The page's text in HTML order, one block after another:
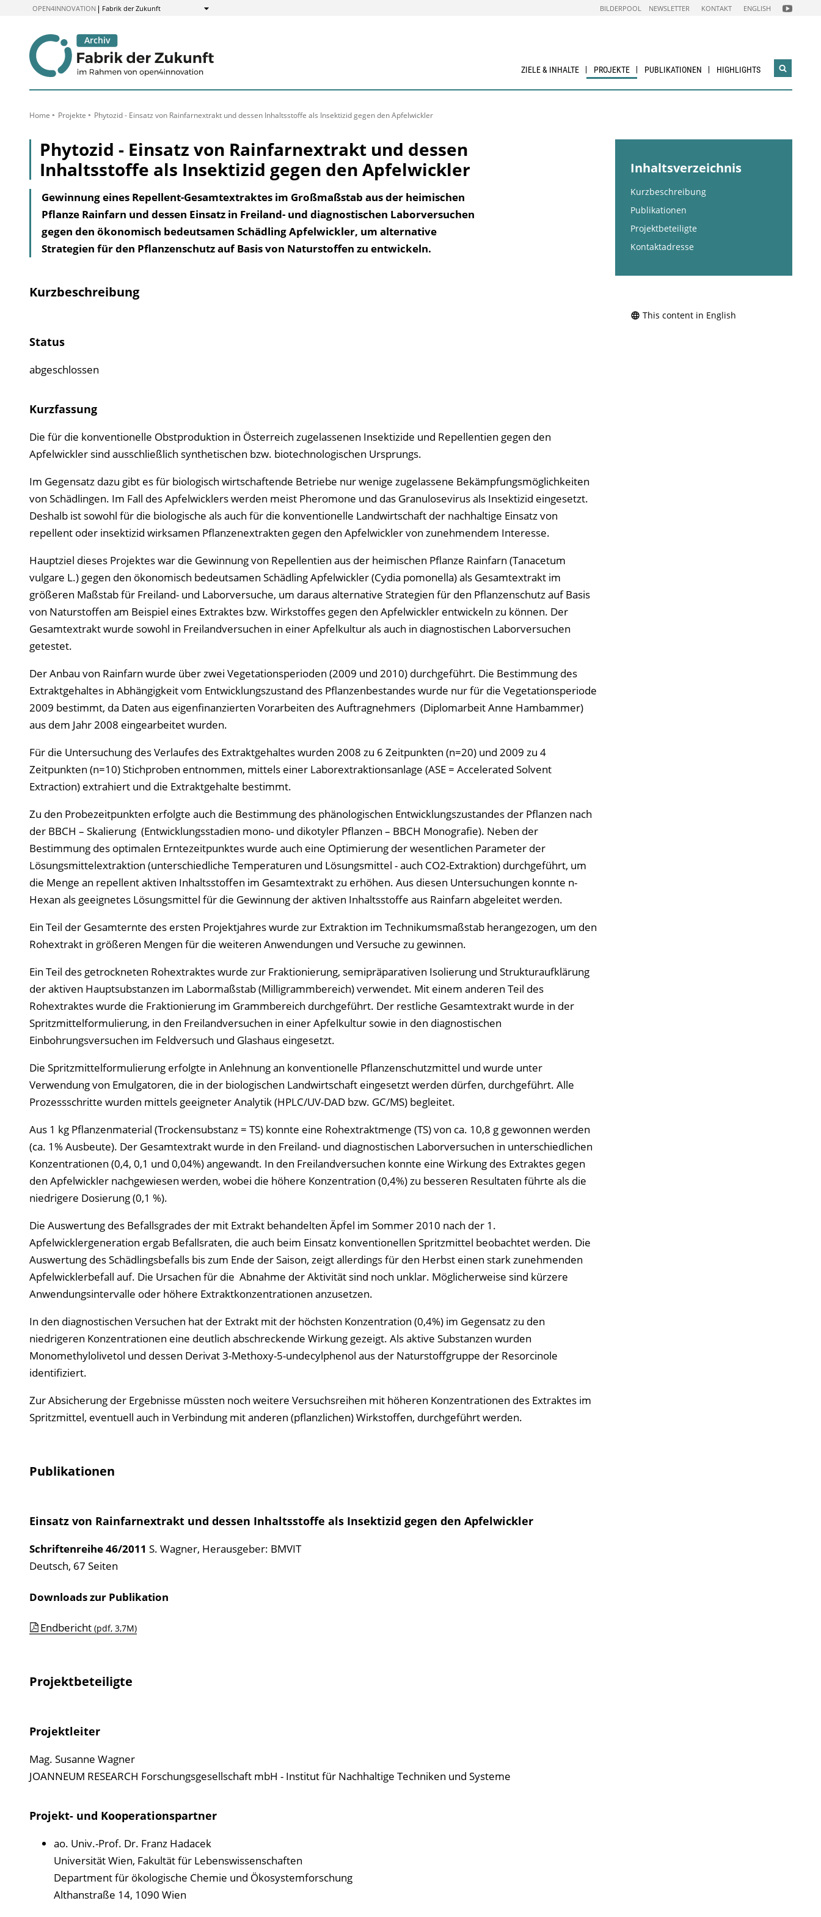
OPEN4INNOVATION Fabrik der Zukunft
Anzeigen
BILDERPOOL NEWSLETTER KONTAKT ENGLISH FOLGEN
SIE
ZIELE & INHALTE PROJEKTE PUBLIKATIONEN HIGHLIGHTS
Home Projekte Phytozid - Einsatz von Rainfarnextrakt und dessen Inhaltsstoffe als Insektizid gegen den Apfelwickler
Phytozid - Einsatz von Rainfarnextrakt und dessen
Inhaltsstoffe als Insektizid gegen den Apfelwickler
Gewinnung eines Repellent-Gesamtextraktes im Großmaßstab aus der heimischen
Pflanze Rainfarn und dessen Einsatz in Freiland- und diagnostischen Laborversuchen
gegen den ökonomisch bedeutsamen Schädling Apfelwickler, um alternative
Strategien für den Pflanzenschutz auf Basis von Naturstoffen zu entwickeln.
Kurzbeschreibung
Status
abgeschlossen
Kurzfassung
Die für die konventionelle Obstproduktion in Österreich zugelassenen Insektizide und Repellentien gegen den
Apfelwickler sind ausschließlich synthetischen bzw. biotechnologischen Ursprungs.
Im Gegensatz dazu gibt es für biologisch wirtschaftende Betriebe nur wenige zugelassene Bekämpfungsmöglichkeiten
von Schädlingen. Im Fall des Apfelwicklers werden meist Pheromone und das Granulosevirus als Insektizid eingesetzt.
Deshalb ist sowohl für die biologische als auch für die konventionelle Landwirtschaft der nachhaltige Einsatz von
repellent oder insektizid wirksamen Pflanzenextrakten gegen den Apfelwickler von zunehmendem Interesse.
Hauptziel dieses Projektes war die Gewinnung von Repellentien aus der heimischen Pflanze Rainfarn (Tanacetum
vulgare L.) gegen den ökonomisch bedeutsamen Schädling Apfelwickler (Cydia pomonella) als Gesamtextrakt im
größeren Maßstab für Freiland- und Laborversuche, um daraus alternative Strategien für den Pflanzenschutz auf Basis
von Naturstoffen am Beispiel eines Extraktes bzw. Wirkstoffes gegen den Apfelwickler entwickeln zu können. Der
Gesamtextrakt wurde sowohl in Freilandversuchen in einer Apfelkultur als auch in diagnostischen Laborversuchen
getestet.
Der Anbau von Rainfarn wurde über zwei Vegetationsperioden (2009 und 2010) durchgeführt. Die Bestimmung des
Extraktgehaltes in Abhängigkeit vom Entwicklungszustand des Pflanzenbestandes wurde nur für die Vegetationsperiode
2009 bestimmt, da Daten aus eigenfinanzierten Vorarbeiten des Auftragnehmers (Diplomarbeit Anne Hambammer)
aus dem Jahr 2008 eingearbeitet wurden.
Für die Untersuchung des Verlaufes des Extraktgehaltes wurden 2008 zu 6 Zeitpunkten (n=20) und 2009 zu 4
Zeitpunkten (n=10) Stichproben entnommen, mittels einer Laborextraktionsanlage (ASE = Accelerated Solvent
Extraction) extrahiert und die Extraktgehalte bestimmt.
Zu den Probezeitpunkten erfolgte auch die Bestimmung des phänologischen Entwicklungszustandes der Pflanzen nach
der BBCH – Skalierung (Entwicklungsstadien mono- und dikotyler Pflanzen – BBCH Monografie). Neben der
Bestimmung des optimalen Erntezeitpunktes wurde auch eine Optimierung der wesentlichen Parameter der
Lösungsmittelextraktion (unterschiedliche Temperaturen und Lösungsmittel - auch CO2-Extraktion) durchgeführt, um
die Menge an repellent aktiven Inhaltsstoffen im Gesamtextrakt zu erhöhen. Aus diesen Untersuchungen konnte n-
Hexan als geeignetes Lösungsmittel für die Gewinnung der aktiven Inhaltsstoffe aus Rainfarn abgeleitet werden.
Ein Teil der Gesamternte des ersten Projektjahres wurde zur Extraktion im Technikumsmaßstab herangezogen, um den
Rohextrakt in größeren Mengen für die weiteren Anwendungen und Versuche zu gewinnen.
Ein Teil des getrockneten Rohextraktes wurde zur Fraktionierung, semipräparativen Isolierung und Strukturaufklärung
der aktiven Hauptsubstanzen im Labormaßstab (Milligrammbereich) verwendet. Mit einem anderen Teil des
Rohextraktes wurde die Fraktionierung im Grammbereich durchgeführt. Der restliche Gesamtextrakt wurde in der
Spritzmittelformulierung, in den Freilandversuchen in einer Apfelkultur sowie in den diagnostischen
Einbohrungsversuchen im Feldversuch und Glashaus eingesetzt.
Die Spritzmittelformulierung erfolgte in Anlehnung an konventionelle Pflanzenschutzmittel und wurde unter
Verwendung von Emulgatoren, die in der biologischen Landwirtschaft eingesetzt werden dürfen, durchgeführt. Alle
Prozessschritte wurden mittels geeigneter Analytik (HPLC/UV-DAD bzw. GC/MS) begleitet.
Aus 1 kg Pflanzenmaterial (Trockensubstanz = TS) konnte eine Rohextraktmenge (TS) von ca. 10,8 g gewonnen werden
(ca. 1% Ausbeute). Der Gesamtextrakt wurde in den Freiland- und diagnostischen Laborversuchen in unterschiedlichen
Konzentrationen (0,4, 0,1 und 0,04%) angewandt. In den Freilandversuchen konnte eine Wirkung des Extraktes gegen
den Apfelwickler nachgewiesen werden, wobei die höhere Konzentration (0,4%) zu besseren Resultaten führte als die
niedrigere Dosierung (0,1 %).
Die Auswertung des Befallsgrades der mit Extrakt behandelten Äpfel im Sommer 2010 nach der 1.
Apfelwicklergeneration ergab Befallsraten, die auch beim Einsatz konventionellen Spritzmittel beobachtet werden. Die
Auswertung des Schädlingsbefalls bis zum Ende der Saison, zeigt allerdings für den Herbst einen stark zunehmenden
Apfelwicklerbefall auf. Die Ursachen für die Abnahme der Aktivität sind noch unklar. Möglicherweise sind kürzere
Anwendungsintervalle oder höhere Extraktkonzentrationen anzusetzen.
In den diagnostischen Versuchen hat der Extrakt mit der höchsten Konzentration (0,4%) im Gegensatz zu den
niedrigeren Konzentrationen eine deutlich abschreckende Wirkung gezeigt. Als aktive Substanzen wurden
Monomethylolivetol und dessen Derivat 3-Methoxy-5-undecylphenol aus der Naturstoffgruppe der Resorcinole
identifiziert.
Zur Absicherung der Ergebnisse müssten noch weitere Versuchsreihen mit höheren Konzentrationen des Extraktes im
Spritzmittel, eventuell auch in Verbindung mit anderen (pflanzlichen) Wirkstoffen, durchgeführt werden.
Publikationen
Einsatz von Rainfarnextrakt und dessen Inhaltsstoffe als Insektizid gegen den Apfelwickler
Schriftenreihe46/2011 S. Wagner, Herausgeber: BMVIT
Deutsch, 67 Seiten
Downloads zur Publikation
Endbericht(pdf, 3,7M)
Projektbeteiligte
Projektleiter
Mag. Susanne Wagner
JOANNEUM RESEARCH Forschungsgesellschaft mbH - Institut für Nachhaltige Techniken und Systeme
Projekt- und Kooperationspartner
ao. Univ.-Prof. Dr. Franz Hadacek
Universität Wien, Fakultät für Lebenswissenschaften
Department für ökologische Chemie und Ökosystemforschung
Althanstraße 14, 1090 Wien
Inhaltsverzeichnis
Kurzbeschreibung
Publikationen
Projektbeteiligte
Kontaktadresse
This content in English